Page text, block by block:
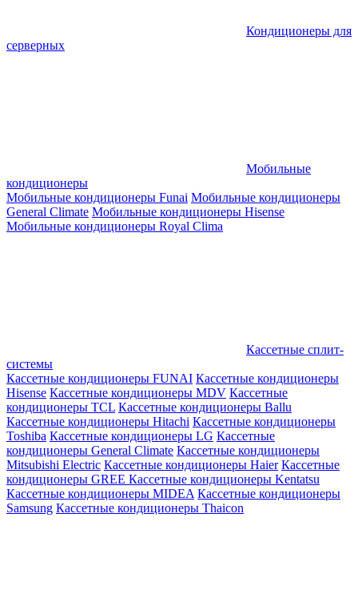
Кондиционеры для
серверных
Мобильные
кондиционеры
Мобильные кондиционеры Funai Мобильные кондиционеры
General Climate Мобильные кондиционеры Hisense
Мобильные кондиционеры Royal Clima
Кассетные сплит-
системы
Кассетные кондиционеры FUNAI Кассетные кондиционеры
Hisense Кассетные кондиционеры MDV Кассетные
кондиционеры TCL Кассетные кондиционеры Ballu
Кассетные кондиционеры Hitachi Кассетные кондиционеры
Toshiba Кассетные кондиционеры LG Кассетные
кондиционеры General Climate Кассетные кондиционеры
Mitsubishi Electric Кассетные кондиционеры Haier Кассетные
кондиционеры GREE Кассетные кондиционеры Kentatsu
Кассетные кондиционеры MIDEA Кассетные кондиционеры
Samsung Кассетные кондиционеры Thaicon